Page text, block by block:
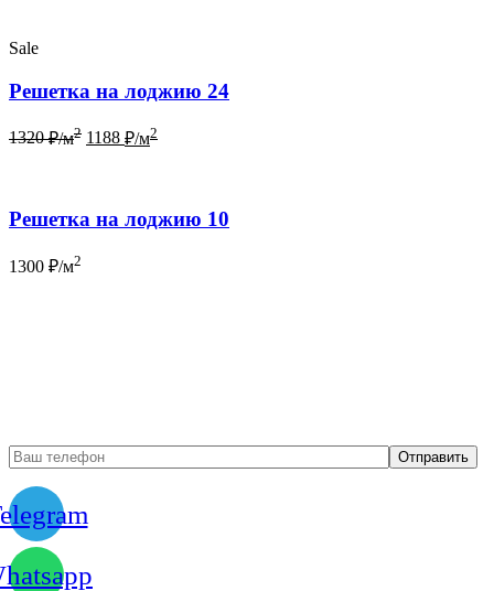
Sale
Решетка на лоджию 24
1320₽/м2 1188 ₽/м2
Решетка на лоджию 10
1300 ₽/м2